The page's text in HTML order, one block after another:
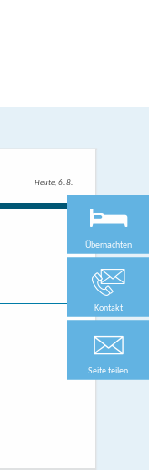
Heute, 6. 8.
Übernachten
Kontakt
Seite teilen